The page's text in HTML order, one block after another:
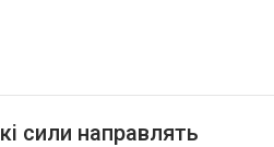
сили направлять